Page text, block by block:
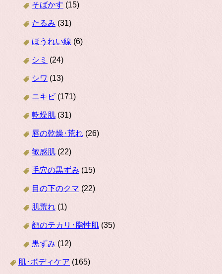
そばかす (15)
たるみ (31)
ほうれい線 (6)
シミ (24)
シワ (13)
ニキビ (171)
乾燥肌 (31)
唇の乾燥･荒れ (26)
敏感肌 (22)
毛穴の黒ずみ (15)
目の下のクマ (22)
肌荒れ (1)
顔のテカリ･脂性肌 (35)
黒ずみ (12)
肌･ボディケア (165)